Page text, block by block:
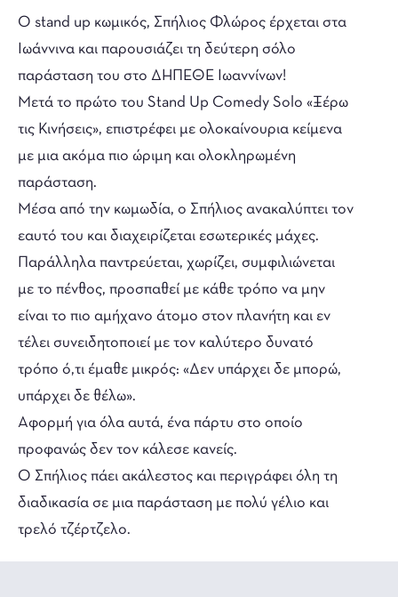
Ο stand up κωμικός, Σπήλιος Φλώρος έρχεται στα
Ιωάννινα και παρουσιάζει τη δεύτερη σόλο
παράσταση του στο ΔΗΠΕΘΕ Ιωαννίνων!
Mετά το πρώτο του Stand Up Comedy Solo «Ξέρω
τις Κινήσεις», επιστρέφει με ολοκαίνουρια κείμενα
με μια ακόμα πιο ώριμη και ολοκληρωμένη
παράσταση.
Μέσα από την κωμωδία, ο Σπήλιος ανακαλύπτει τον
εαυτό του και διαχειρίζεται εσωτερικές μάχες.
Παράλληλα παντρεύεται, χωρίζει, συμφιλιώνεται
με το πένθος, προσπαθεί με κάθε τρόπο να μην
είναι το πιο αμήχανο άτομο στον πλανήτη και εν
τέλει συνειδητοποιεί με τον καλύτερο δυνατό
τρόπο ό,τι έμαθε μικρός: «Δεν υπάρχει δε μπορώ,
υπάρχει δε θέλω».
Αφορμή για όλα αυτά, ένα πάρτυ στο οποίο
προφανώς δεν τον κάλεσε κανείς.
Ο Σπήλιος πάει ακάλεστος και περιγράφει όλη τη
διαδικασία σε μια παράσταση με πολύ γέλιο και
τρελό τζέρτζελο.